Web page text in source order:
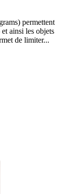
permettent
ainsi les objets
de limiter...